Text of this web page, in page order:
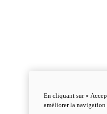
En cliquant sur «
améliorer la navigation